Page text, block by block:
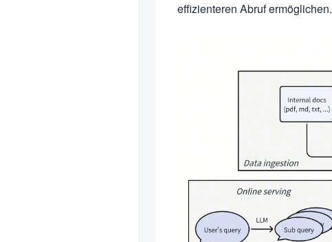
effizienteren Abruf ermöglichen.